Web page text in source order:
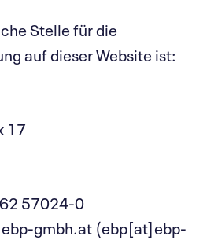
Stelle für die
auf dieser Website ist:
17
57024-0
ebp-gmbh.at (ebp[at]ebp-